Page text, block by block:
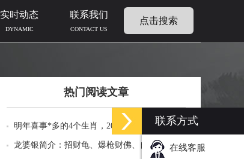
实时动态
DYNAMIC
联系我们
CONTACT US
点击搜索
热门阅读文章
明年喜事*多的4个生肖，2024年什么生肖福运
临门好事连连
龙婆银简介：招财龟、爆枪财佛、自身佛牌的
联系方式
在线客服